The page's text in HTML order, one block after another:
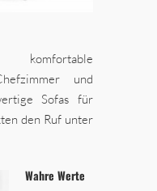
und
Sofas für
den Ruf unter
Wahre Werte